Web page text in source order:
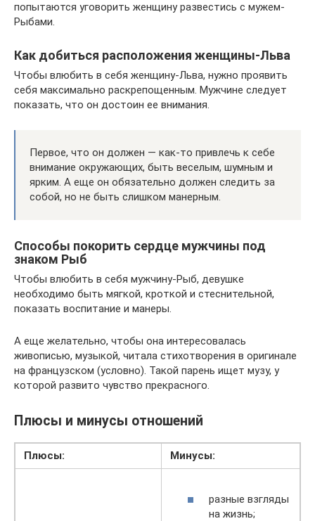
попытаются уговорить женщину развестись с мужем-
Рыбами.
Как добиться расположения женщины-Льва
Чтобы влюбить в себя женщину-Льва, нужно проявить
себя максимально раскрепощенным. Мужчине следует
показать, что он достоин ее внимания.
Первое, что он должен — как-то привлечь к себе
внимание окружающих, быть веселым, шумным и
ярким. А еще он обязательно должен следить за
собой, но не быть слишком манерным.
Способы покорить сердце мужчины под
знаком Рыб
Чтобы влюбить в себя мужчину-Рыб, девушке
необходимо быть мягкой, кроткой и стеснительной,
показать воспитание и манеры.
А еще желательно, чтобы она интересовалась
живописью, музыкой, читала стихотворения в оригинале
на французском (условно). Такой парень ищет музу, у
которой развито чувство прекрасного.
Плюсы и минусы отношений
Плюсы: Минусы:
разные взгляды
на жизнь;